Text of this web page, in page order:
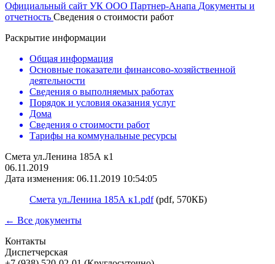
Официальный сайт УК ООО Партнер-Анапа Документы и
отчетность Сведения о стоимости работ
Раскрытие информации
Общая информация
Основные показатели финансово-хозяйственной
деятельности
Сведения о выполняемых работах
Порядок и условия оказания услуг
Дома
Сведения о стоимости работ
Тарифы на коммунальные ресурсы
Смета ул.Ленина 185А к1
06.11.2019
Дата изменения: 06.11.2019 10:54:05
Смета ул.Ленина 185А к1.pdf(pdf, 570КБ)
← Все документы
Контакты
Диспетчерская